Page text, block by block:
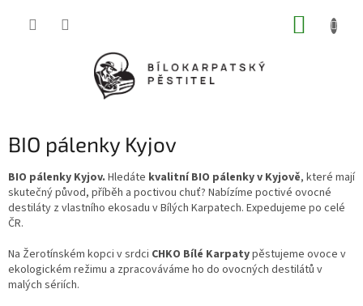
BIO pálenky Kyjov
BIO pálenky Kyjov. Hledáte kvalitní BIO pálenky v Kyjově, které mají
skutečný původ, příběh a poctivou chuť? Nabízíme poctivé ovocné
destiláty z vlastního ekosadu v Bílých Karpatech. Expedujeme po celé
ČR.
Na Žerotínském kopci v srdci CHKO Bílé Karpatypěstujeme ovoce v
ekologickém režimu a zpracováváme ho do ovocných destilátů v
malých sériích.